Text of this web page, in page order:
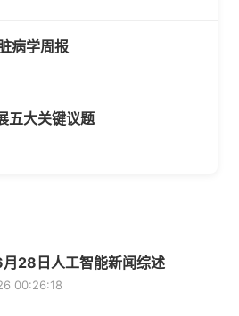
病学周报
五大关键议题
28日人工智能新闻综述
00:26:18